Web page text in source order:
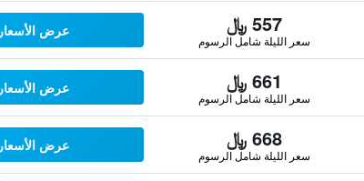
557 ﷼
سعر الليلة شامل الرسوم
عرض الأسعار
661 ﷼
سعر الليلة شامل الرسوم
عرض الأسعار
668 ﷼
سعر الليلة شامل الرسوم
عرض الأسعار